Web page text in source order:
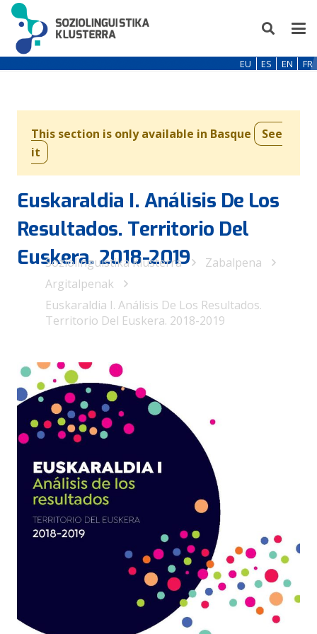
EU ES EN FR
This section is only available in Basque
See
it
Euskaraldia I. Análisis De Los
Resultados. Territorio Del
Euskera. 2018-2019
Soziolinguistika Klusterra
Zabalpena
Argitalpenak
Euskaraldia I. Análisis De Los Resultados.
Territorio Del Euskera. 2018-2019